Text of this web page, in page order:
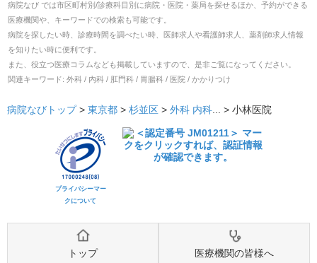
病院なび では市区町村別/診療科目別に病院・医院・薬局を探せるほか、予約ができる
医療機関や、キーワードでの検索も可能です。
病院を探したい時、診療時間を調べたい時、医師求人や看護師求人、薬剤師求人情報
を知りたい時に便利です。
また、役立つ医療コラムなども掲載していますので、是非ご覧になってください。
関連キーワード: 外科 / 内科 / 肛門科 / 胃腸科 / 医院 / かかりつけ
病院なびトップ > 東京都 > 杉並区 > 外科 内科... > 小林医院
プライバシーマー
クについて
トップ 医療機関の皆様へ